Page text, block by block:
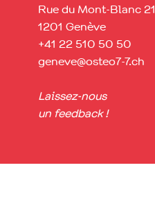
Rue du Mont-Blanc 21
1201 Genève
+41 22 510 50 50
geneve@osteo7-7.ch
Laissez-nous
un feedback !